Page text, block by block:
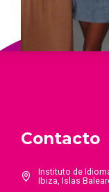
Contacto
Instituto de
Ibiza, Islas